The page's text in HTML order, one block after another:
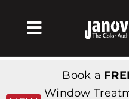
Toggle
Navigation
Products & Services
Book a
Window